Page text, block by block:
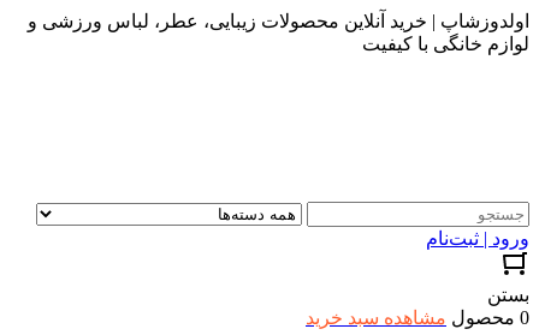
اولدوزشاپ | خرید آنلاین محصولات زیبایی، عطر، لباس ورزشی و
لوازم خانگی با کیفیت
ورود | ثبت‌نام
بستن
0 محصول
مشاهده سبد خرید